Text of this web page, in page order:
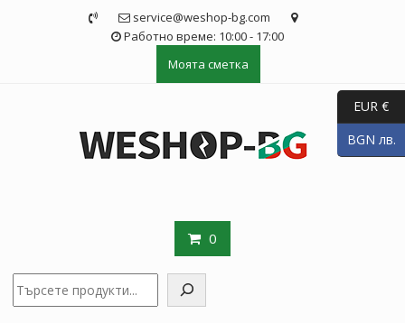
service@weshop-bg.com
Работно време: 10:00 - 17:00
Моята сметка
0
EUR €
BGN лв.